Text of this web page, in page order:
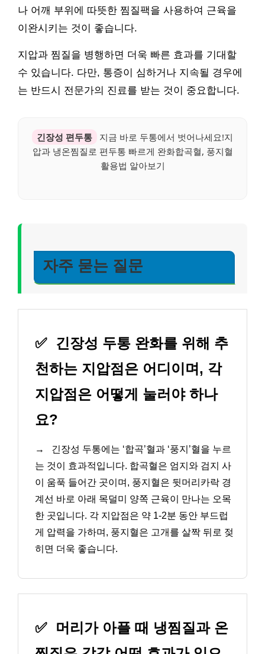
나 어깨 부위에 따뜻한 찜질팩을 사용하여 근육을
이완시키는 것이 좋습니다.
지압과 찜질을 병행하면 더욱 빠른 효과를 기대할
수 있습니다. 다만, 통증이 심하거나 지속될 경우에
는 반드시 전문가의 진료를 받는 것이 중요합니다.
긴장성 편두통
지금 바로 두통에서 벗어나세요!지
압과 냉온찜질로 편두통 빠르게 완화합곡혈, 풍지혈
활용법 알아보기
자주 묻는 질문
✅
긴장성 두통 완화를 위해 추
천하는 지압점은 어디이며, 각
지압점은 어떻게 눌러야 하나
요?
→
긴장성 두통에는 ‘합곡’혈과 ‘풍지’혈을 누르
는 것이 효과적입니다. 합곡혈은 엄지와 검지 사
이 움푹 들어간 곳이며, 풍지혈은 뒷머리카락 경
계선 바로 아래 목덜미 양쪽 근육이 만나는 오목
한 곳입니다. 각 지압점은 약 1-2분 동안 부드럽
게 압력을 가하며, 풍지혈은 고개를 살짝 뒤로 젖
히면 더욱 좋습니다.
✅
머리가 아플 때 냉찜질과 온